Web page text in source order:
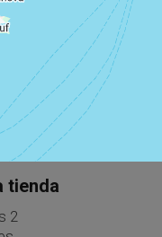
tienda
2